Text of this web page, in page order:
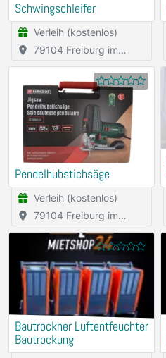
Schwingschleifer
Verleih (kostenlos)
Breisgau
Pendelhubstichsäge
Verleih (kostenlos)
Breisgau
Bautrockner Luftentfeuchter
Bautrockung